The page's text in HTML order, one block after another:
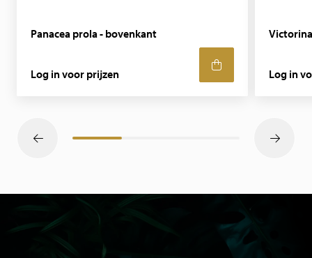
Panacea prola - bovenkant
Log in voor prijzen Log in